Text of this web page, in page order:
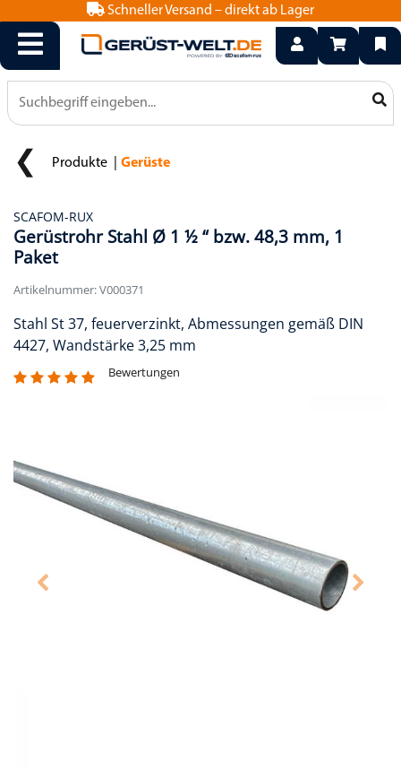
Schneller Versand – direkt ab Lager
0800 15 50 550
info@geruest-welt.de
Produkte Gerüste
SCAFOM-RUX
Gerüstrohr Stahl Ø 1 ½ “ bzw. 48,3 mm, 1
Paket
Artikelnummer: V000371
Stahl St 37, feuerverzinkt, Abmessungen gemäß DIN
4427, Wandstärke 3,25 mm
Bewertungen